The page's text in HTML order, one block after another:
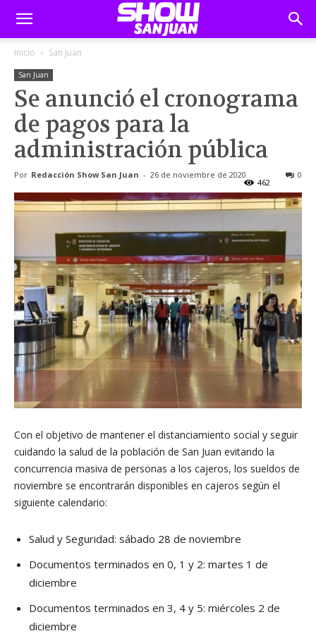
Inicio San Juan
San Juan
Se anunció el cronograma
de pagos para la
administración pública
Por Redacción Show San Juan - 26 de noviembre de 2020 0
462
Con el objetivo de mantener el distanciamiento social y seguir
cuidando la salud de la población de San Juan evitando la
concurrencia masiva de personas a los cajeros, los sueldos de
noviembre se encontrarán disponibles en cajeros según el
siguiente calendario:
Salud y Seguridad: sábado 28 de noviembre
Documentos terminados en 0, 1 y 2: martes 1 de
diciembre
Documentos terminados en 3, 4 y 5: miércoles 2 de
diciembre